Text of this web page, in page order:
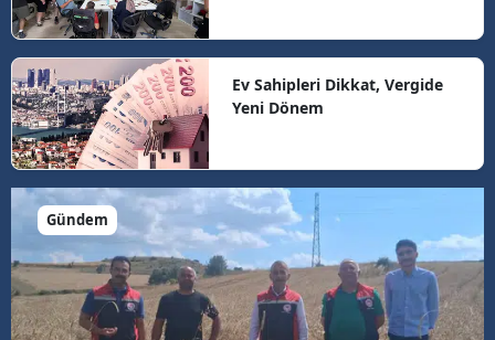
Ev Sahipleri Dikkat, Vergide
Yeni Dönem
Gündem